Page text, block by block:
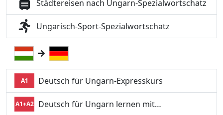
Städtereisen nach Ungarn-Spezialwortschatz
Ungarisch-Sport-Spezialwortschatz
A1 Deutsch für Ungarn-Expresskurs
A1+A2 Deutsch für Ungarn lernen mit…